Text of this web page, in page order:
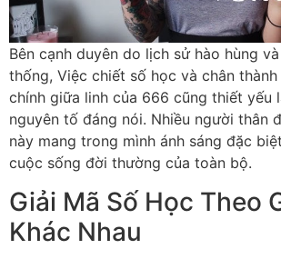
Bên cạnh duyên do lịch sử hào hùng
thống, Việc chiết số học và chân
chính giữa linh của 666 cũng thiết yếu
nguyên tố đáng nói. Nhiều người thân
này mang trong mình ánh sáng đặc
cuộc sống đời thường của toàn bộ.
Giải Mã Số Học Theo
Khác Nhau